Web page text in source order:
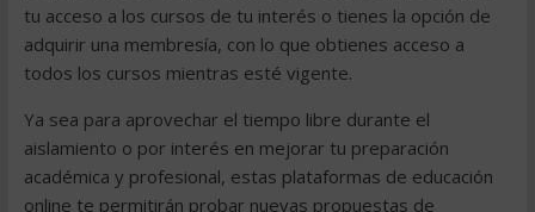
tu acceso a los cursos de tu interés o tienes la opción de
adquirir una membresía, con lo que obtienes acceso a
todos los cursos mientras esté vigente.
Ya sea para aprovechar el tiempo libre durante el
aislamiento o por interés en mejorar tu preparación
académica y profesional, estas plataformas de educación
online te permitirán probar nuevas propuestas de